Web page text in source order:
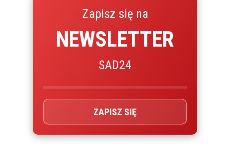
Zapisz się na
NEWSLETTER
SAD24
ZAPISZ SIĘ